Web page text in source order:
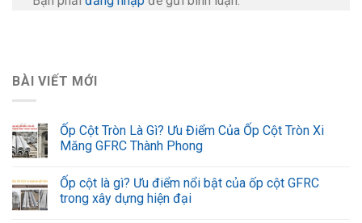
BÀI VIẾT MỚI
Ốp Cột Tròn Là Gì? Ưu Điểm Của Ốp Cột Tròn Xi
Măng GFRC Thành Phong
Ốp cột là gì? Ưu điểm nổi bật của ốp cột GFRC
trong xây dựng hiện đại